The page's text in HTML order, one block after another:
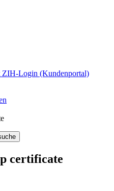
Login (Kundenportal)
certificate